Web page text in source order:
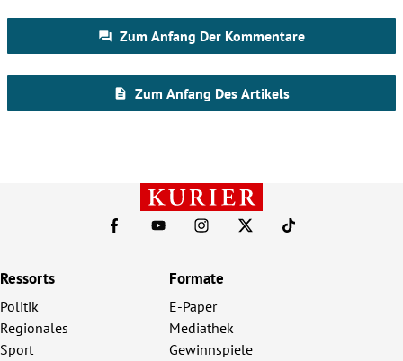
Ressorts
Politik
Regionales
Sport
Formate
E-Paper
Mediathek
Gewinnspiele